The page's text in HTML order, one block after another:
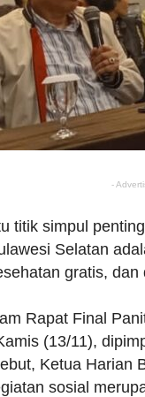
-
titik simpul
Selatan
gratis, dan
Rapat Final
(13/11),
Ketua Harian
sosial